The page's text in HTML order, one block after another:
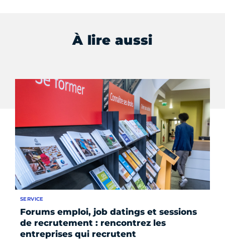
À lire aussi
Forums emploi, job datings et sessions
de recrutement : rencontrez les
entreprises qui recrutent
SERVICE